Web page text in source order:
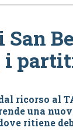
San
i
ricorso al
una
ritiene